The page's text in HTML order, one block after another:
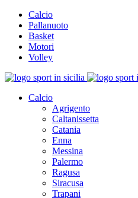
Calcio
Pallanuoto
Basket
Motori
Volley
Calcio
Agrigento
Caltanissetta
Catania
Enna
Messina
Palermo
Ragusa
Siracusa
Trapani